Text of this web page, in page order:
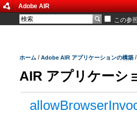
Adobe AIR
この参
ホーム / Adobe AIR アプリケーションの構築 /
AIR アプリケーシ